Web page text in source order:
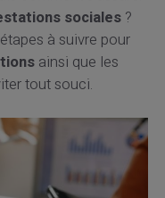
sociales?
à suivre pour
ainsi que les
tout souci.